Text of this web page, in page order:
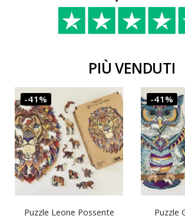
PIÙ VENDUTI
-41%
Puzzle Leone Possente
-41%
Puzzle